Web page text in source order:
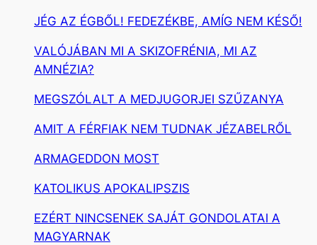
JÉG AZ ÉGBŐL! FEDEZÉKBE, AMÍG NEM KÉSŐ!
VALÓJÁBAN MI A SKIZOFRÉNIA, MI AZ
AMNÉZIA?
MEGSZÓLALT A MEDJUGORJEI SZŰZANYA
AMIT A FÉRFIAK NEM TUDNAK JÉZABELRŐL
ARMAGEDDON MOST
KATOLIKUS APOKALIPSZIS
EZÉRT NINCSENEK SAJÁT GONDOLATAI A
MAGYARNAK